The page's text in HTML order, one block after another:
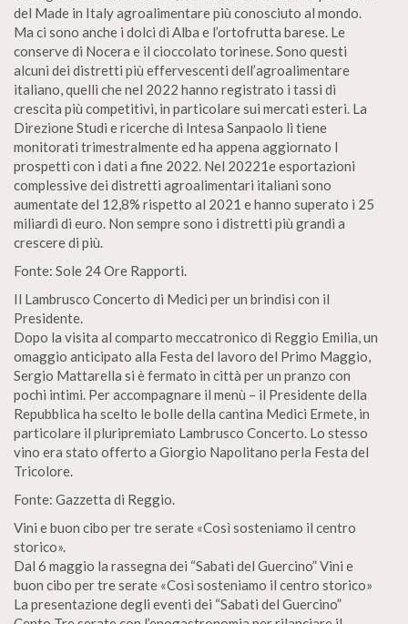
del Made in Italy agroalimentare più conosciuto al mondo.
Ma ci sono anche i dolci di Alba e l’ortofrutta barese. Le
conserve di Nocera e il cioccolato torinese. Sono questi
alcuni dei distretti più effervescenti dell’agroalimentare
italiano, quelli che nel 2022 hanno registrato i tassi di
crescita più competitivi, in particolare sui mercati esteri. La
Direzione Studi e ricerche di Intesa Sanpaolo li tiene
monitorati trimestralmente ed ha appena aggiornato I
prospetti con i dati a fine 2022. Nel 20221e esportazioni
complessive dei distretti agroalimentari italiani sono
aumentate del 12,8% rispetto al 2021 e hanno superato i 25
miliardi di euro. Non sempre sono i distretti più grandi a
crescere di più.
Fonte: Sole 24 Ore Rapporti.
Il Lambrusco Concerto di Medici per un brindisi con il
Presidente.
Dopo la visita al comparto meccatronico di Reggio Emilia, un
omaggio anticipato alla Festa del lavoro del Primo Maggio,
Sergio Mattarella si è fermato in città per un pranzo con
pochi intimi. Per accompagnare il menù – il Presidente della
Repubblica ha scelto le bolle della cantina Medici Ermete, in
particolare il pluripremiato Lambrusco Concerto. Lo stesso
vino era stato offerto a Giorgio Napolitano perla Festa del
Tricolore.
Fonte: Gazzetta di Reggio.
Vini e buon cibo per tre serate «Così sosteniamo il centro
storico».
Dal 6 maggio la rassegna dei “Sabati del Guercino” Vini e
buon cibo per tre serate «Così sosteniamo il centro storico»
La presentazione degli eventi dei “Sabati del Guercino”